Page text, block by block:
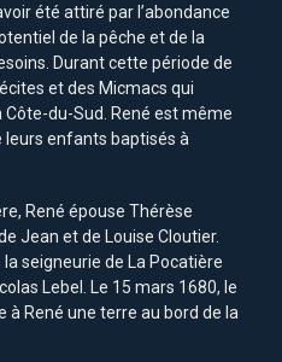
été attiré par l’abondance
de la pêche et de la
Durant cette période de
et des Micmacs qui
du-Sud. René est même
leurs enfants baptisés à
René épouse Thérèse
Jean et de Louise Cloutier.
seigneurie de La Pocatière
Lebel. Le 15 mars 1680, le
à René une terre au bord de la